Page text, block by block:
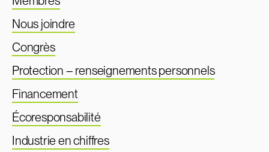
Nous joindre
Congrès
Protection – renseignements personnels
Financement
Écoresponsabilité
Industrie en chiffres